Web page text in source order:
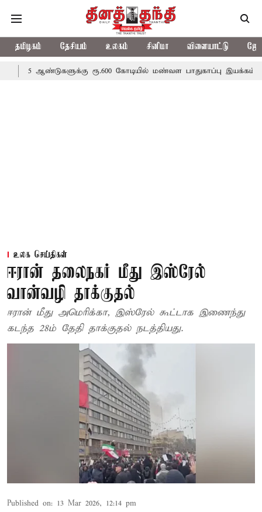
தமிழகம் தேசியம் உலகம் சினிமா விளையாட்டு
ரூ.600 கோடியில் மண்வள பாதுகாப்பு இயக்கம்
உலக செய்திகள்
ஈரான் தலைநகர் மீது இஸ்ரேல்
வான்வழி தாக்குதல்
ஈரான் மீது அமெரிக்கா, இஸ்ரேல் கூட்டாக இணைந்து
கடந்த 28ம் தேதி தாக்குதல் நடத்தியது.
Published on: 13 Mar 2026, 12:14 pm